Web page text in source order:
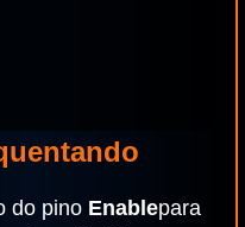
do pino Enablepara